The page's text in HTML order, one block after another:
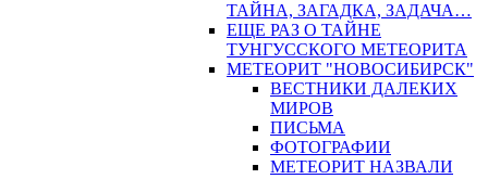
ТАЙНА, ЗАГАДКА, ЗАДАЧА…
ЕЩЕ РАЗ О ТАЙНЕ
ТУНГУССКОГО МЕТЕОРИТА
МЕТЕОРИТ "НОВОСИБИРСК"
ВЕСТНИКИ ДАЛЕКИХ
МИРОВ
ПИСЬМА
ФОТОГРАФИИ
МЕТЕОРИТ НАЗВАЛИ